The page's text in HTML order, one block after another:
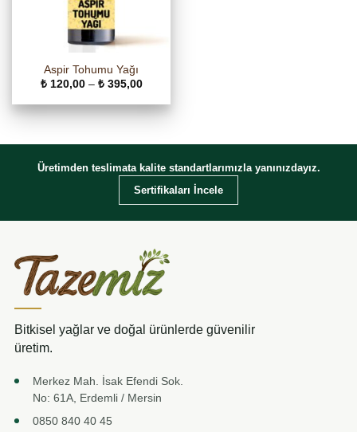
Aspir Tohumu Yağı
₺120,00 – ₺395,00Fiyat
₺ 120,00
-
Üretimden teslimata kalite standartlarımızla yanınızdayız.
Sertifikaları İncele
Bitkisel yağlar ve doğal ürünlerde güvenilir
üretim.
Merkez Mah. İsak Efendi Sok.
No: 61A, Erdemli / Mersin
0850 840 40 45